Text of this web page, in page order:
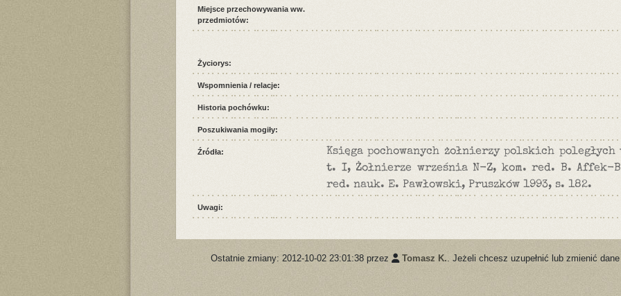
Miejsce przechowywania ww.
przedmiotów:
Życiorys:
Wspomnienia / relacje:
Historia pochówku:
Poszukiwania mogiły:
Źródła:
Księga pochowanych żołnierzy polskich
t. I, Żołnierze września N-Z, kom. red. B.
red. nauk. E. Pawłowski, Pruszków 1993, s. 182.
Uwagi:
Ostatnie zmiany: 2012-10-02 23:01:38 przez Tomasz K. . Jeżeli chcesz uzupełnić lub zmienić